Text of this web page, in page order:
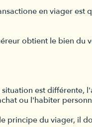
en viager est
obtient le bien du
est différente,
ou l'habiter
principe du viager, il